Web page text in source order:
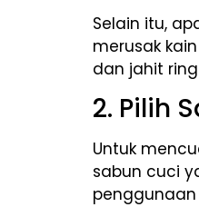
Selain itu,
merusak
dan jahit
2. Pilih
Untuk
sabun cuci